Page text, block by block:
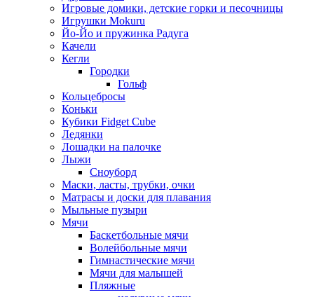
Игровые домики, детские горки и песочницы
Игрушки Mokuru
Йо-Йо и пружинка Радуга
Качели
Кегли
Городки
Гольф
Кольцебросы
Коньки
Кубики Fidget Cube
Ледянки
Лошадки на палочке
Лыжи
Сноуборд
Маски, ласты, трубки, очки
Матрасы и доски для плавания
Мыльные пузыри
Мячи
Баскетбольные мячи
Волейбольные мячи
Гимнастические мячи
Мячи для малышей
Пляжные